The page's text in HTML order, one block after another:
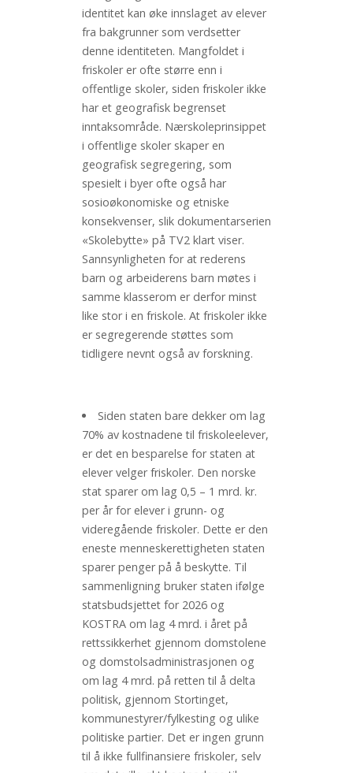
identitet kan øke innslaget av elever
fra bakgrunner som verdsetter
denne identiteten. Mangfoldet i
friskoler er ofte større enn i
offentlige skoler, siden friskoler ikke
har et geografisk begrenset
inntaksområde. Nærskoleprinsippet
i offentlige skoler skaper en
geografisk segregering, som
spesielt i byer ofte også har
sosioøkonomiske og etniske
konsekvenser, slik dokumentarserien
«Skolebytte» på TV2 klart viser.
Sannsynligheten for at rederens
barn og arbeiderens barn møtes i
samme klasserom er derfor minst
like stor i en friskole. At friskoler ikke
er segregerende støttes som
tidligere nevnt også av forskning.
Siden staten bare dekker om lag
70% av kostnadene til friskoleelever,
er det en besparelse for staten at
elever velger friskoler. Den norske
stat sparer om lag 0,5 – 1 mrd. kr.
per år for elever i grunn- og
videregående friskoler. Dette er den
eneste menneskerettigheten staten
sparer penger på å beskytte. Til
sammenligning bruker staten ifølge
statsbudsjettet for 2026 og
KOSTRA om lag 4 mrd. i året på
rettssikkerhet gjennom domstolene
og domstolsadministrasjonen og
om lag 4 mrd. på retten til å delta
politisk, gjennom Stortinget,
kommunestyrer/fylkesting og ulike
politiske partier. Det er ingen grunn
til å ikke fullfinansiere friskoler, selv